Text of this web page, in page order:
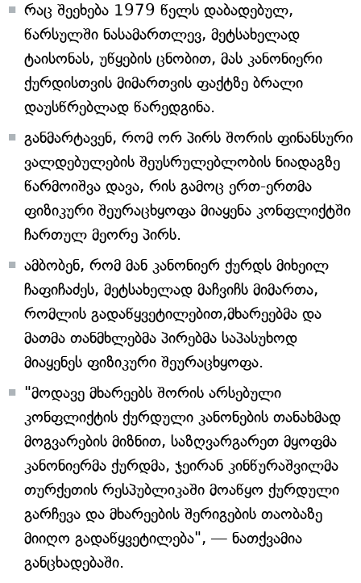
რაც შეეხება 1979 წელს დაბადებულ,
წარსულში ნასამართლევ, მეტსახელად
ტაისონას, უწყების ცნობით, მას კანონიერი
ქურდისთვის მიმართვის ფაქტზე ბრალი
დაუსწრებლად წარედგინა.
განმარტავენ, რომ ორ პირს შორის ფინანსური
ვალდებულების შეუსრულებლობის ნიადაგზე
წარმოიშვა დავა, რის გამოც ერთ-ერთმა
ფიზიკური შეურაცხყოფა მიაყენა კონფლიქტში
ჩართულ მეორე პირს.
ამბობენ, რომ მან კანონიერ ქურდს მიხეილ
ჩაფიჩაძეს, მეტსახელად მაჩვიჩს მიმართა,
რომლის გადაწყვეტილებით,მხარეებმა და
მათმა თანმხლებმა პირებმა საპასუხოდ
მიაყენეს ფიზიკური შეურაცხყოფა.
"მოდავე მხარეებს შორის არსებული
კონფლიქტის ქურდული კანონების თანახმად
მოგვარების მიზნით, საზღვარგარეთ მყოფმა
კანონიერმა ქურდმა, ჯეირან კინწურაშვილმა
თურქეთის რესპუბლიკაში მოაწყო ქურდული
გარჩევა და მხარეების შერიგების თაობაზე
მიიღო გადაწყვეტილება", — ნათქვამია
განცხადებაში.